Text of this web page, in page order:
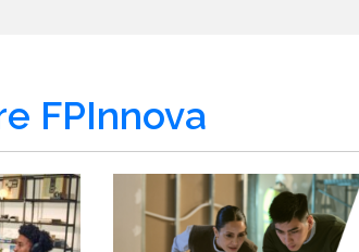
FPInnova